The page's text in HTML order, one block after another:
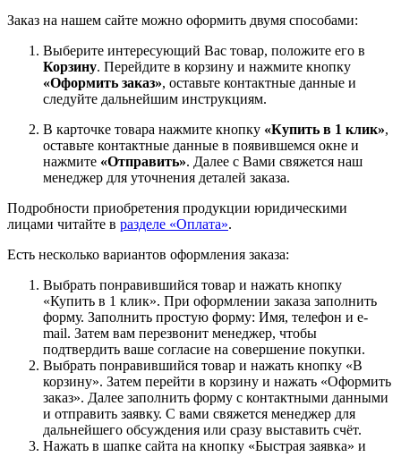
Заказ на нашем сайте можно оформить двумя способами:
Выберите интересующий Вас товар, положите его в
Корзину. Перейдите в корзину и нажмите кнопку
«Оформить заказ», оставьте контактные данные и
следуйте дальнейшим инструкциям.
В карточке товара нажмите кнопку «Купить в 1 клик»,
оставьте контактные данные в появившемся окне и
нажмите «Отправить». Далее с Вами свяжется наш
менеджер для уточнения деталей заказа.
Подробности приобретения продукции юридическими
лицами читайте в разделе «Оплата».
Есть несколько вариантов оформления заказа:
Выбрать понравившийся товар и нажать кнопку
«Купить в 1 клик». При оформлении заказа заполнить
форму. Заполнить простую форму: Имя, телефон и e-
mail. Затем вам перезвонит менеджер, чтобы
подтвердить ваше согласие на совершение покупки.
Выбрать понравившийся товар и нажать кнопку «В
корзину». Затем перейти в корзину и нажать «Оформить
заказ». Далее заполнить форму с контактными данными
и отправить заявку. С вами свяжется менеджер для
дальнейшего обсуждения или сразу выставить счёт.
Нажать в шапке сайта на кнопку «Быстрая заявка» и